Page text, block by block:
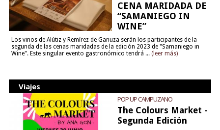
CENA MARIDADA DE
“SAMANIEGO IN
WINE”
Los vinos de Alútiz y Remírez de Ganuza serán los participantes de la
segunda de las cenas maridadas de la edición 2023 de "Samaniego in
Wine". Este singular evento gastronómico tendrá ... (leer más)
Viajes
POP UP CAMPUZANO
The Colours Market -
Segunda Edición